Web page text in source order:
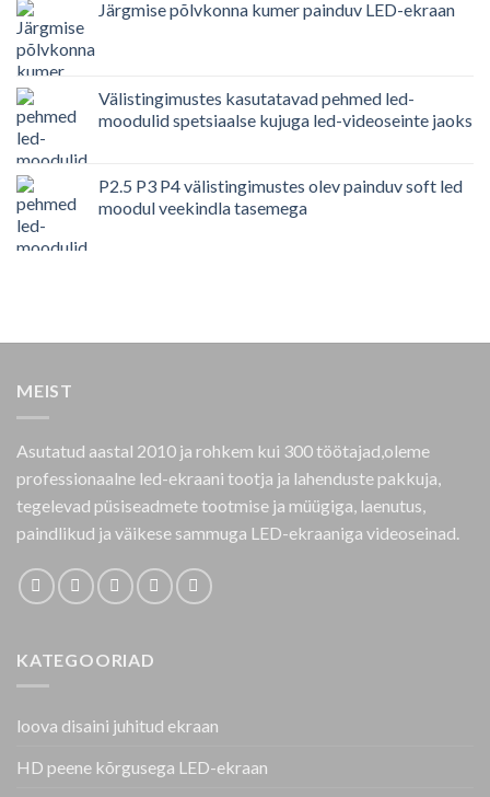
Järgmise põlvkonna kumer painduv LED-ekraan
Välistingimustes kasutatavad pehmed led-
moodulid spetsiaalse kujuga led-videoseinte jaoks
P2.5 P3 P4 välistingimustes olev painduv soft led
moodul veekindla tasemega
MEIST
Asutatud aastal 2010 ja rohkem kui 300 töötajad,oleme
professionaalne led-ekraani tootja ja lahenduste pakkuja,
tegelevad püsiseadmete tootmise ja müügiga, laenutus,
paindlikud ja väikese sammuga LED-ekraaniga videoseinad.
KATEGOORIAD
loova disaini juhitud ekraan
HD peene kõrgusega LED-ekraan